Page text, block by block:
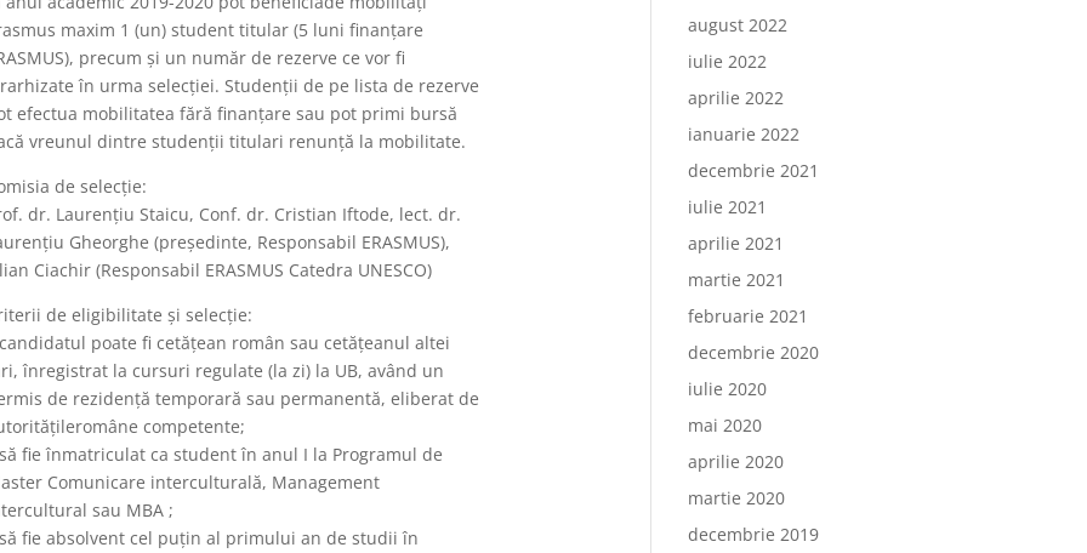
maxim 1 (un) student titular (5 luni finanțare
precum și un număr de rezerve ce vor fi
în urma selecţiei. Studenţii de pe lista de rezerve
efectua mobilitatea fără finanțare sau pot primi bursă
vreunul dintre studenţii titulari renunţă la mobilitate.
de selecție:
dr. Laurențiu Staicu, Conf. dr. Cristian Iftode, lect. dr.
Gheorghe (președinte, Responsabil ERASMUS),
Ciachir (Responsabil ERASMUS Catedra UNESCO)
de eligibilitate și selecție:
poate fi cetățean român sau cetățeanul altei
înregistrat la cursuri regulate (la zi) la UB, având un
de rezidență temporară sau permanentă, eliberat de
competente;
fie înmatriculat ca student în anul I la Programul de
Comunicare interculturală, Management
sau MBA ;
fie absolvent cel puțin al primului an de studii în
august 2022
iulie 2022
aprilie 2022
ianuarie 2022
decembrie 2021
iulie 2021
aprilie 2021
martie 2021
februarie 2021
decembrie 2020
iulie 2020
mai 2020
aprilie 2020
martie 2020
decembrie 2019